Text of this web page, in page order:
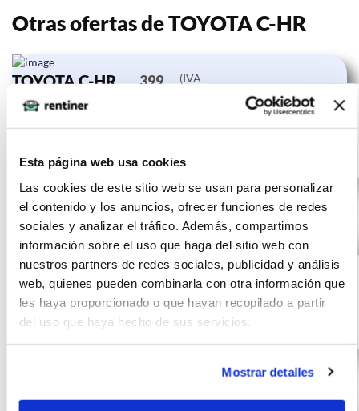
Esta página web usa cookies
Las cookies de este sitio web se usan para personalizar
el contenido y los anuncios, ofrecer funciones de redes
sociales y analizar el tráfico. Además, compartimos
información sobre el uso que haga del sitio web con
nuestros partners de redes sociales, publicidad y análisis
web, quienes pueden combinarla con otra información que
les haya proporcionado o que hayan recopilado a partir
del uso que haya hecho de sus servicios.
Mostrar detalles
Otras ofertas de TOYOTA C-HR
TOYOTA C-HR
1.8 125H
399
(IVA
10000
km
24 meses
0 CV
TOYOTA C-HR
1.8 125H
Advance
397
€/mes
(IVA
incluido)
10000
km
24 meses
0 CV
Gasolina